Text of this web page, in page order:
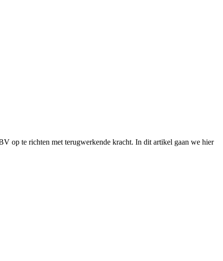
op te richten met terugwerkende kracht. In dit artikel gaan we hier